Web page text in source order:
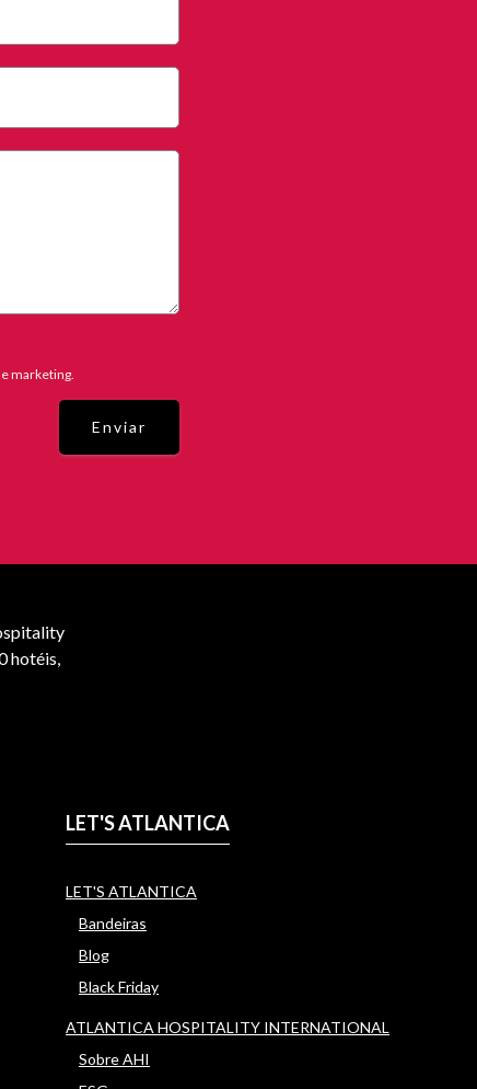
marketing.
Enviar
hotéis,
LET'S ATLANTICA
LET'S ATLANTICA
Bandeiras
Blog
Black Friday
ATLANTICA HOSPITALITY INTERNATIONAL
Sobre AHI